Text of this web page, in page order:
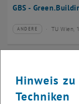
GBS -
Veranstaltungstyp:
ANDERE
Veranstaltungsort:TU Wien,
Hinweis zu
Techniken